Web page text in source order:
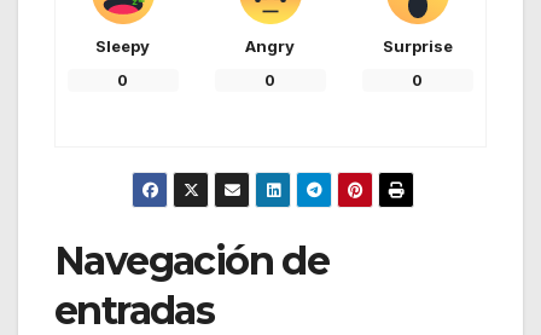
Sleepy
0
Angry
0
Surprise
0
Navegación de
entradas